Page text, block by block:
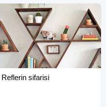
Reflerin sifarisi